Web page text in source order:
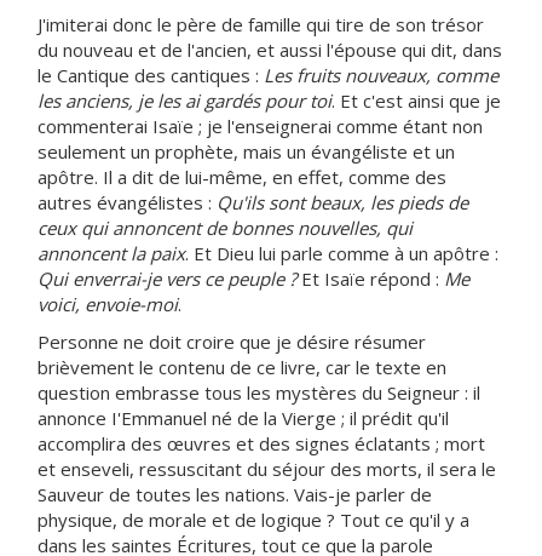
J'imiterai donc le père de famille qui tire de son trésor
du nouveau et de l'ancien, et aussi l'épouse qui dit, dans
le Cantique des cantiques : Les fruits nouveaux, comme
les anciens, je les ai gardés pour toi. Et c'est ainsi que je
commenterai Isaïe ; je l'enseignerai comme étant non
seulement un prophète, mais un évangéliste et un
apôtre. Il a dit de lui-même, en effet, comme des
autres évangélistes : Qu'ils sont beaux, les pieds de
ceux qui annoncent de bonnes nouvelles, qui
annoncent la paix. Et Dieu lui parle comme à un apôtre :
Qui enverrai-je vers ce peuple ?Et Isaïe répond : Me
voici, envoie-moi.
Personne ne doit croire que je désire résumer
brièvement le contenu de ce livre, car le texte en
question embrasse tous les mystères du Seigneur : il
annonce I'Emmanuel né de la Vierge ; il prédit qu'il
accomplira des œuvres et des signes éclatants ; mort
et enseveli, ressuscitant du séjour des morts, il sera le
Sauveur de toutes les nations. Vais-je parler de
physique, de morale et de logique ? Tout ce qu'il y a
dans les saintes Écritures, tout ce que la parole